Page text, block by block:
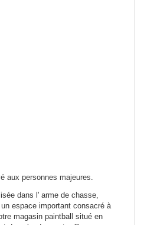
aux personnes majeures.
dans l' arme de chasse,
espace important consacré à
magasin paintball situé en